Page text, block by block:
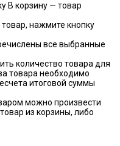
В корзину — товар
нажмите кнопку
все выбранные
количество товара для
товара необходимо
итоговой суммы
можно произвести
из корзины, либо